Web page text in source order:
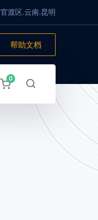
官渡区.云南.昆明
帮助文档
0